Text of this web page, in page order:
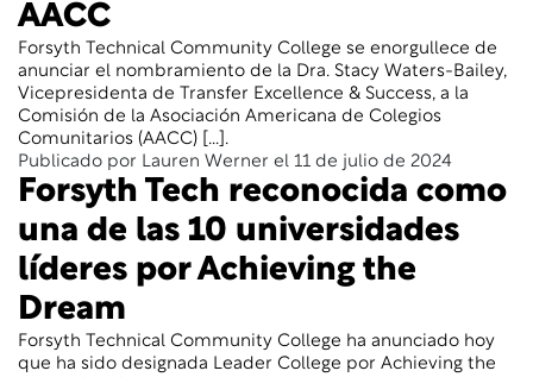
AACC
Forsyth Technical Community College se enorgullece de
anunciar el nombramiento de la Dra. Stacy Waters-Bailey,
Vicepresidenta de Transfer Excellence & Success, a la
Comisión de la Asociación Americana de Colegios
Comunitarios (AACC) [...].
Publicado por Lauren Werner el 11 de julio de 2024
Forsyth Tech reconocida como
una de las 10 universidades
líderes por Achieving the
Dream
Forsyth Technical Community College ha anunciado hoy
que ha sido designada Leader College por Achieving the